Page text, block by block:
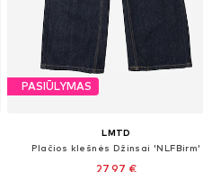
PASIŪLYMAS
LMTD
Plačios klešnės Džinsai 'NLFBirm'
27,97 €